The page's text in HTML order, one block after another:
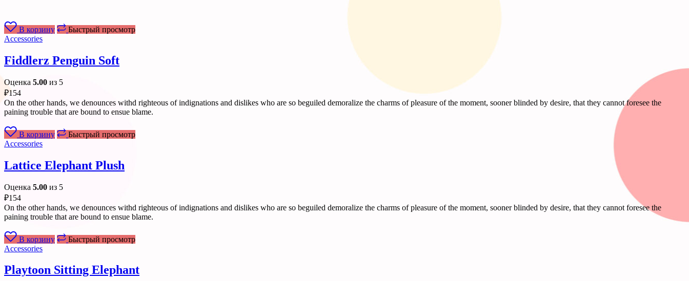
В корзину
Быстрый просмотр
Accessories
Fiddlerz Penguin Soft
Оценка 5.00 из 5
₽154
On the other hands, we denounces withd righteous of indignations and dislikes who are so beguiled demoralize the charms of pleasure of the moment, sooner blinded by desire, that they cannot foresee the
paining trouble that are bound to ensue blame.
В корзину
Быстрый просмотр
Accessories
Lattice Elephant Plush
Оценка 5.00 из 5
₽154
On the other hands, we denounces withd righteous of indignations and dislikes who are so beguiled demoralize the charms of pleasure of the moment, sooner blinded by desire, that they cannot foresee the
paining trouble that are bound to ensue blame.
В корзину
Быстрый просмотр
Accessories
Playtoon Sitting Elephant